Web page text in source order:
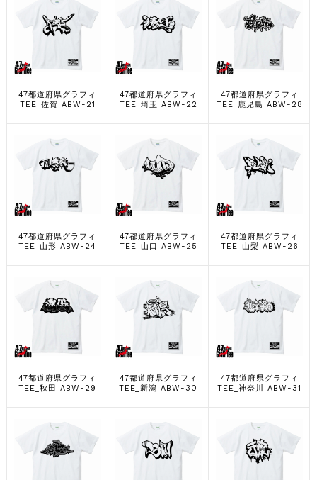
47都道府県グラフィ
TEE_佐賀 ABW-21
47都道府県グラフィ
TEE_埼玉 ABW-22
47都道府県グラフィ
TEE_鹿児島 ABW-28
47都道府県グラフィ
TEE_山形 ABW-24
47都道府県グラフィ
TEE_山口 ABW-25
47都道府県グラフィ
TEE_山梨 ABW-26
47都道府県グラフィ
TEE_秋田 ABW-29
47都道府県グラフィ
TEE_新潟 ABW-30
47都道府県グラフィ
TEE_神奈川 ABW-31